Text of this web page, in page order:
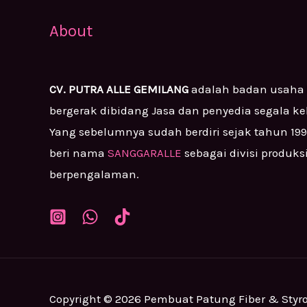
About
CV. PUTRA ALLE GEMILANG adalah badan
bergerak dibidang Jasa dan penyedia segala
Yang sebelumnya sudah berdiri sejak tahun
beri nama SANGGARALLE sebagai divisi
berpengalaman.
Copyright © 2026 Pembuat Patung Fiber &